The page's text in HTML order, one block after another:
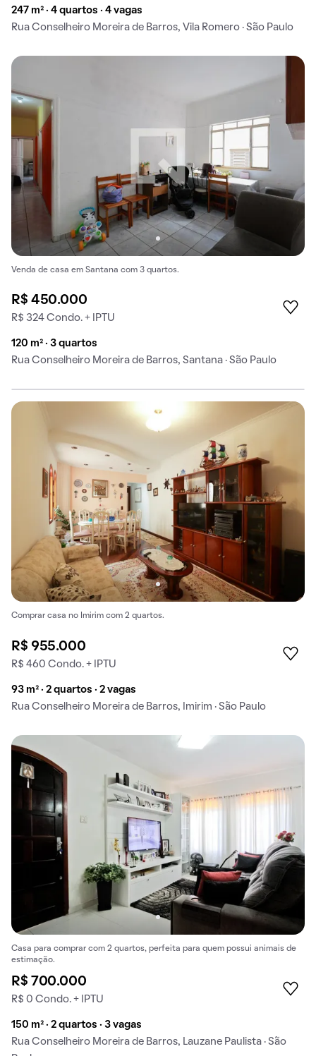
247 m² · 4 quartos · 4 vagas
Rua Conselheiro Moreira de Barros, Vila Romero · São Paulo
Venda de casa em Santana com 3 quartos.
R$ 450.000
R$ 324 Condo. + IPTU
120 m² · 3 quartos
Rua Conselheiro Moreira de Barros, Santana · São Paulo
Comprar casa no Imirim com 2 quartos.
R$ 955.000
R$ 460 Condo. + IPTU
93 m² · 2 quartos · 2 vagas
Rua Conselheiro Moreira de Barros, Imirim · São Paulo
Casa para comprar com 2 quartos, perfeita para quem possui animais de
estimação.
R$ 700.000
R$ 0 Condo. + IPTU
150 m² · 2 quartos · 3 vagas
Rua Conselheiro Moreira de Barros, Lauzane Paulista · São